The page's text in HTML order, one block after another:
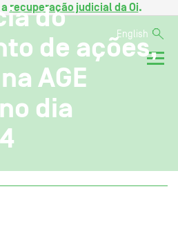
recuperação judicial da Oi.
English
do
de ações,
AGE
dia